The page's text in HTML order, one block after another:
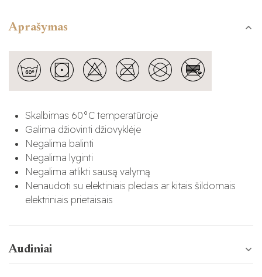
Aprašymas
Skalbimas 60°C temperatūroje
Galima džiovinti džiovyklėje
Negalima balinti
Negalima lyginti
Negalima atlikti sausą valymą
Nenaudoti su elektiniais pledais ar kitais šildomais
elektriniais prietaisais
Audiniai